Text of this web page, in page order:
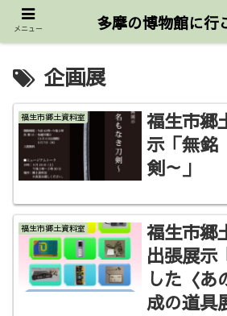
企画展
福生市郷土資料室
福生市郷
示「無
剣～」
福生市郷土資料室
福生市郷
出張展示
した〈あ
成の道具
メニュー 多摩の博物館に行